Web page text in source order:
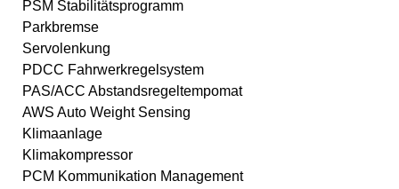
PSM Stabilitätsprogramm
Parkbremse
Servolenkung
PDCC Fahrwerkregelsystem
PAS/ACC Abstandsregeltempomat
AWS Auto Weight Sensing
Klimaanlage
Klimakompressor
PCM Kommunikation Management